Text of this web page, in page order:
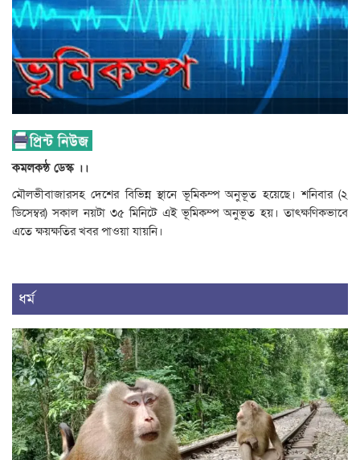
কমলকন্ঠ ডেস্ক ।।
মৌলভীবাজারসহ দেশের বিভিন্ন স্থানে ভূমিকম্প অনুভূত হয়েছে। শনিবার (২
ডিসেম্বর) সকাল নয়টা ৩৫ মিনিটে এই ভূমিকম্প অনুভূত হয়। তাৎক্ষণিকভাবে
এতে ক্ষয়ক্ষতির খবর পাওয়া যায়নি।
ধর্ম